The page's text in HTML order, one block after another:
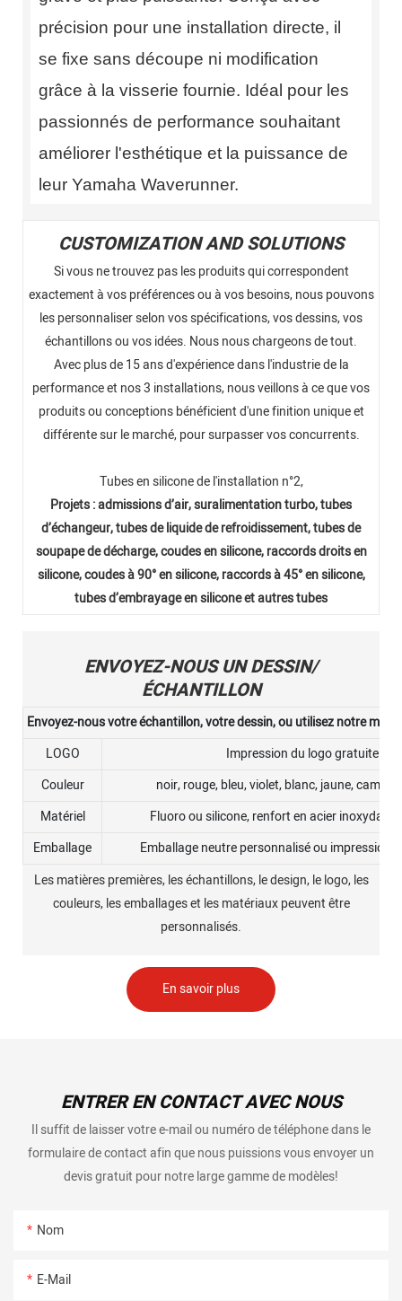
précision pour une installation directe, il
se fixe sans découpe ni modification
grâce à la visserie fournie. Idéal pour les
passionnés de performance souhaitant
améliorer l'esthétique et la puissance de
leur Yamaha Waverunner.
CUSTOMIZATION AND SOLUTIONS
Si vous ne trouvez pas les produits qui correspondent
exactement à vos préférences ou à vos besoins, nous pouvons
les personnaliser selon vos spécifications, vos dessins, vos
échantillons ou vos idées. Nous nous chargeons de tout.
Avec plus de 15 ans d'expérience dans l'industrie de la
performance et nos 3 installations, nous veillons à ce que vos
produits ou conceptions bénéficient d'une finition unique et
différente sur le marché, pour surpasser vos concurrents.
Tubes en silicone de l'installation n°2,
Projets : admissions d’air, suralimentation turbo, tubes
d’échangeur, tubes de liquide de refroidissement, tubes de
soupape de décharge, coudes en silicone, raccords droits en
silicone, coudes à 90° en silicone, raccords à 45° en silicone,
tubes d’embrayage en silicone et autres tubes
ENVOYEZ-NOUS UN DESSIN/
ÉCHANTILLON
Envoyez-nous votre échantillon, votre dessin, ou utilisez notre
LOGO
Impression du logo gratuite
Couleur
noir, rouge, bleu, violet, blanc, jaune,
Matériel
Fluoro ou silicone, renfort en acier
Emballage
Emballage neutre personnalisé ou impression
Les matières premières, les échantillons, le design, le logo, les
couleurs, les emballages et les matériaux peuvent être
personnalisés.
En savoir plus
ENTRER EN CONTACT AVEC NOUS
Il suffit de laisser votre e-mail ou numéro de téléphone dans le
formulaire de contact afin que nous puissions vous envoyer un
devis gratuit pour notre large gamme de modèles!
Nom
E-Mail